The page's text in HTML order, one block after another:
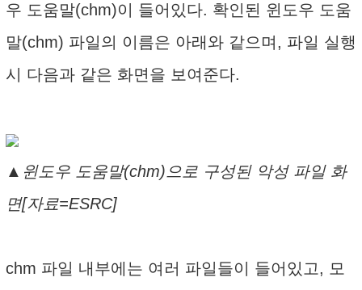
우 도움말(chm)이 들어있다. 확인된 윈도우 도움
말(chm) 파일의 이름은 아래와 같으며, 파일 실행
시 다음과 같은 화면을 보여준다.
▲윈도우 도움말(chm)으로 구성된 악성 파일 화
면[자료=ESRC]
chm 파일 내부에는 여러 파일들이 들어있고, 모